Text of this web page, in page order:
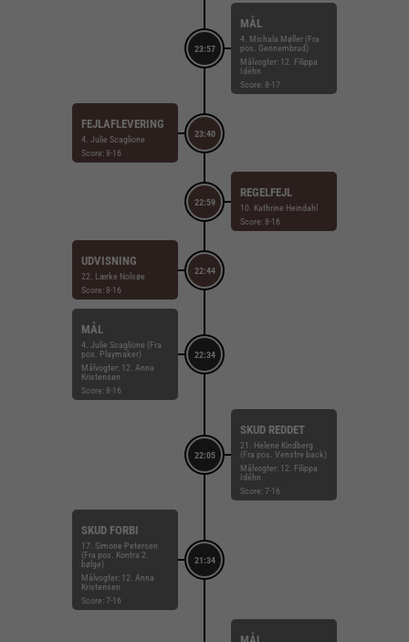
23:57
MÅL
4. Michala Møller (Fra
pos. Gennembrud)
Målvogter: 12. Filippa
Idéhn
Score: 8-17
23:40
FEJLAFLEVERING
4. Julie Scaglione
Score: 8-16
22:59
REGELFEJL
10. Kathrine Heindahl
Score: 8-16
22:44
UDVISNING
22. Lærke Nolsøe
Score: 8-16
22:34
MÅL
4. Julie Scaglione (Fra
pos. Playmaker)
Målvogter: 12. Anna
Kristensen
Score: 8-16
22:05
SKUD REDDET
21. Helene Kindberg
(Fra pos. Venstre back)
Målvogter: 12. Filippa
Idéhn
Score: 7-16
21:34
SKUD FORBI
17. Simone Petersen
(Fra pos. Kontra 2.
bølge)
Målvogter: 12. Anna
Kristensen
Score: 7-16